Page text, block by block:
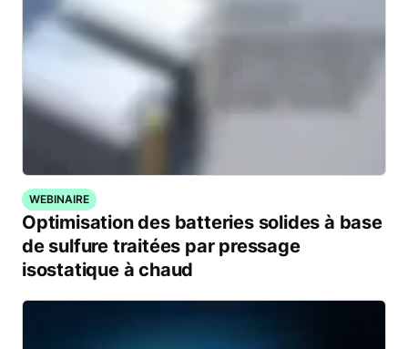
WEBINAIRE
Optimisation des batteries solides à base
de sulfure traitées par pressage
isostatique à chaud